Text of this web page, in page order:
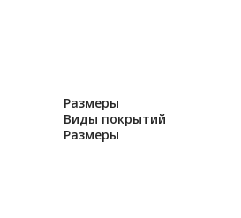
Размеры
Виды покрытий
Размеры